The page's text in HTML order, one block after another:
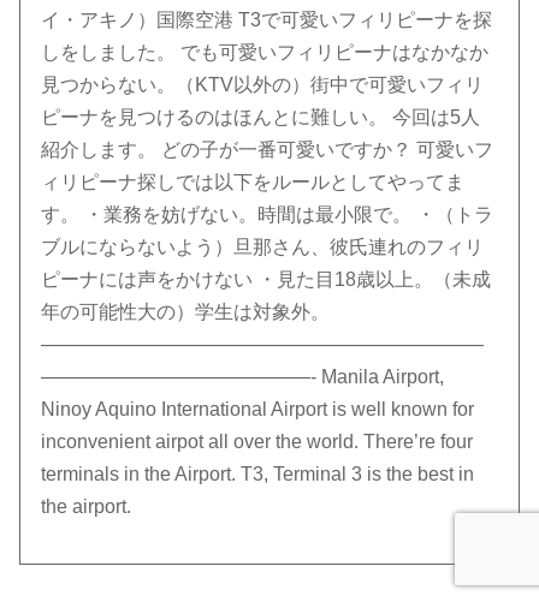
イ・アキノ）国際空港 T3で可愛いフィリピーナを探
しをしました。 でも可愛いフィリピーナはなかなか
見つからない。（KTV以外の）街中で可愛いフィリ
ピーナを見つけるのはほんとに難しい。 今回は5人
紹介します。 どの子が一番可愛いですか？ 可愛いフ
ィリピーナ探しでは以下をルールとしてやってま
す。 ・業務を妨げない。時間は最小限で。 ・（トラ
ブルにならないよう）旦那さん、彼氏連れのフィリ
ピーナには声をかけない ・見た目18歳以上。（未成
年の可能性大の）学生は対象外。
———————————————————————
——————————————- Manila Airport,
Ninoy Aquino International Airport is well known for
inconvenient airpot all over the world. There’re four
terminals in the Airport. T3, Terminal 3 is the best in
the airport.